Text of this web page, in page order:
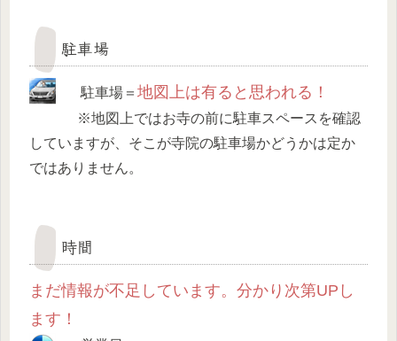
駐車場
駐車場＝ 地図上は有ると思われる！
※地図上ではお寺の前に駐車スペースを確認
していますが、そこが寺院の駐車場かどうかは定か
ではありません。
時間
まだ情報が不足しています。分かり次第UPし
ます！